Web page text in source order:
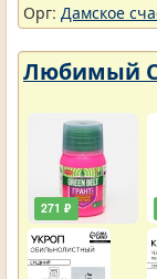
Орг: Дамское
Любимый
271 ₽